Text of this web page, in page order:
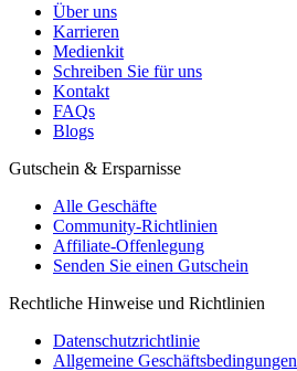
Über uns
Karrieren
Medienkit
Schreiben Sie für uns
Kontakt
FAQs
Blogs
Gutschein & Ersparnisse
Alle Geschäfte
Community-Richtlinien
Affiliate-Offenlegung
Senden Sie einen Gutschein
Rechtliche Hinweise und Richtlinien
Datenschutzrichtlinie
Allgemeine Geschäftsbedingungen